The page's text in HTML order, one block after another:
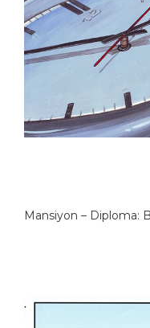
Mansiyon – Diploma: